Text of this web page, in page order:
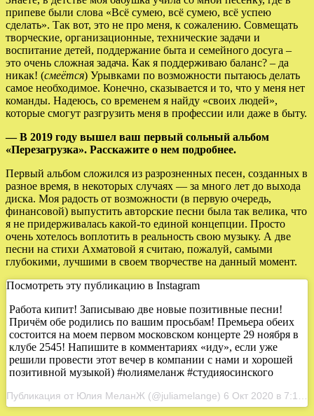
припеве были слова «Всё сумею, всё сумею, всё успею
сделать». Так вот, это не про меня, к сожалению. Совмещать
творческие, организационные, технические задачи и
воспитание детей, поддержание быта и семейного досуга –
это очень сложная задача. Как я поддерживаю баланс? – да
никак! (смеётся) Урывками по возможности пытаюсь делать
самое необходимое. Конечно, сказывается и то, что у меня нет
команды. Надеюсь, со временем я найду «своих людей»,
которые смогут разгрузить меня в профессии или даже в быту.
— В 2019 году вышел ваш первый сольный альбом
«Перезагрузка». Расскажите о нем подробнее.
Первый альбом сложился из разрозненных песен, созданных в
разное время, в некоторых случаях — за много лет до выхода
диска. Моя радость от возможности (в первую очередь,
финансовой) выпустить авторские песни была так велика, что
я не придерживалась какой-то единой концепции. Просто
очень хотелось воплотить в реальность свою музыку. А две
песни на стихи Ахматовой я считаю, пожалуй, самыми
глубокими, лучшими в своем творчестве на данный момент.
Посмотреть эту публикацию в Instagram
Работа кипит! Записываю две новые позитивные песни!
Причём обе родились по вашим просьбам! Премьера обеих
состоится на моем первом московском концерте 29 ноября в
клубе 2545! Напишите в комментариях «иду», если уже
решили провести этот вечер в компании с нами и хорошей
позитивной музыкой) #юлиямеланж #студияосинского